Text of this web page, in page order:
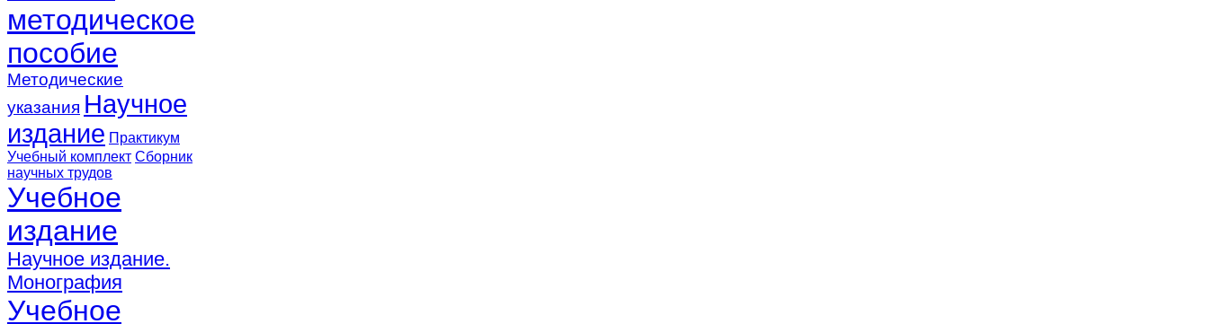
методическое
пособие
Методические
указания Научное
издание Практикум
Учебный комплект Сборник
научных трудов
Учебное
издание
Научное издание.
Монография
Учебное